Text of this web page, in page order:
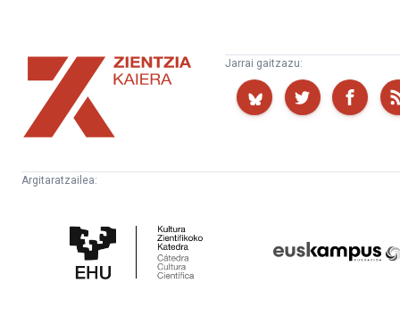
Zientzia
Kaiera
Jarrai gaitzazu:
Argitaratzailea:
Zientifikoko
Katedra